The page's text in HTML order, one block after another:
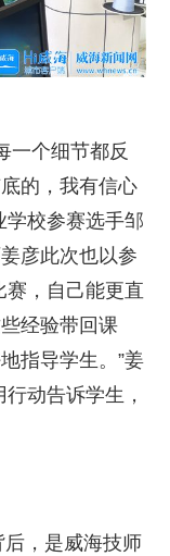
个细节都反
的，我有信心
学校参赛选手邹
彦此次也以参
赛，自己能更直
经验带回课
指导学生。”姜
动告诉学生，
，是威海技师